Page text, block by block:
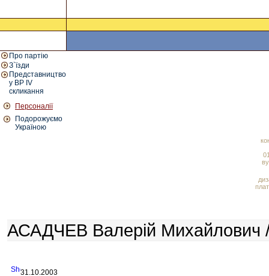
Про партію
З`їзди
Представництво
у ВР IV
скликання
Персоналії
Подорожуємо
Україною
АСАДЧЕВ Валерій Михайлович
31.10.2003